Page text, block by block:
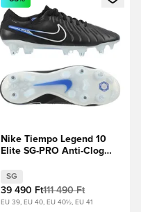
Nike Tiempo Legend 10
Elite SG-PRO Anti-Clog
Fekete/Króm/Hyper Royal
SG
39 490 Ft111 490 Ft
EU 39, EU 40, EU 40½, EU 41